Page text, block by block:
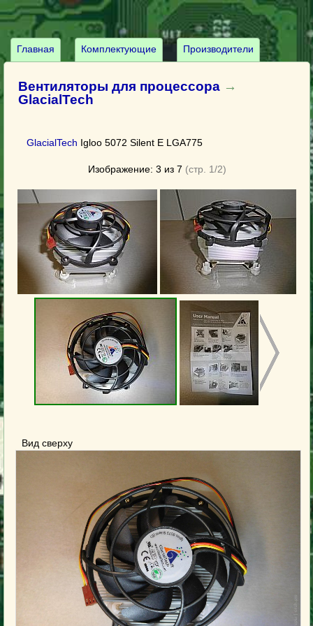
Главная Комплектующие Производители
Вентиляторы для процессора →
GlacialTech
GlacialTech Igloo 5072 Silent E LGA775
Изображение: 3 из 7 (стр. 1/2)
Вид сверху